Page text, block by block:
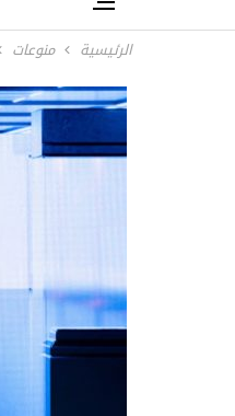
الرئيسية منوعات